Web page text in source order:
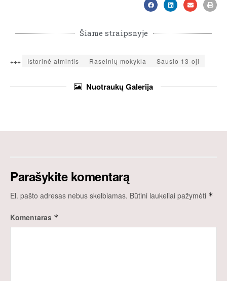
Šiame straipsnyje
+++ Istorinė atmintis Raseinių mokykla Sausio 13-oji
NuotraukųGalerija
Parašykite komentarą
El. pašto adresas nebus skelbiamas. Būtini laukeliai pažymėti *
Komentaras *